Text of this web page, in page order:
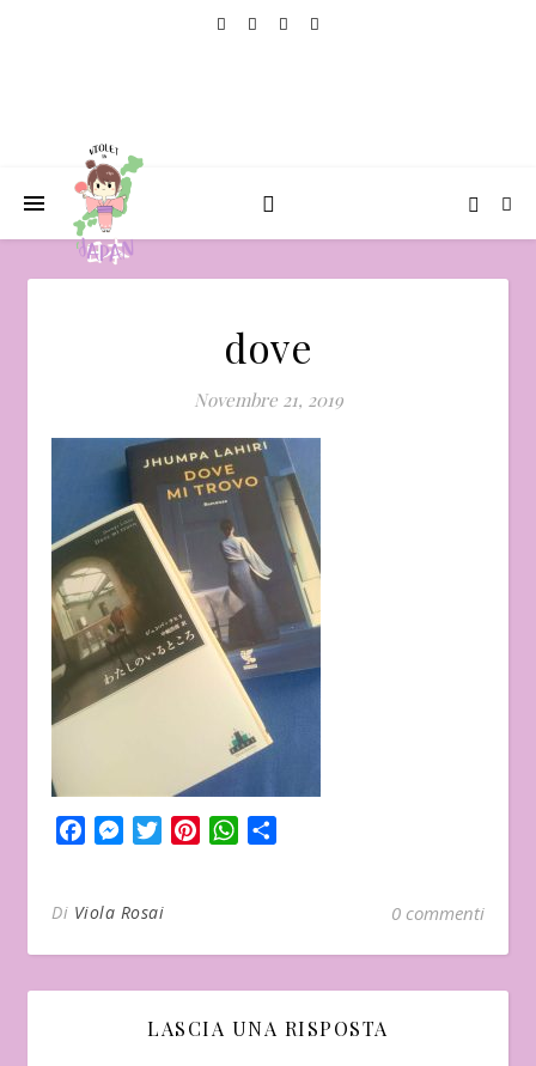
dove
Novembre 21, 2019
FacebookMessenger
TwitterPinterestWhatsApp
Di Viola Rosai 0 commenti
LASCIA UNA RISPOSTA